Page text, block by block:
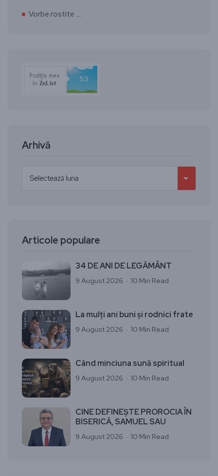
Vorbe rostite ….
Arhivă
Articole populare
34 DE ANI DE LEGĂMÂNT
9 August 2026 10 Min Read
La mulți ani buni și rodnici frate
9 August 2026 10 Min Read
Când minciuna sună spiritual
9 August 2026 10 Min Read
CINE DEFINEȘTE PROROCIA ÎN
BISERICĂ, SAMUEL SAU
9 August 2026 10 Min Read